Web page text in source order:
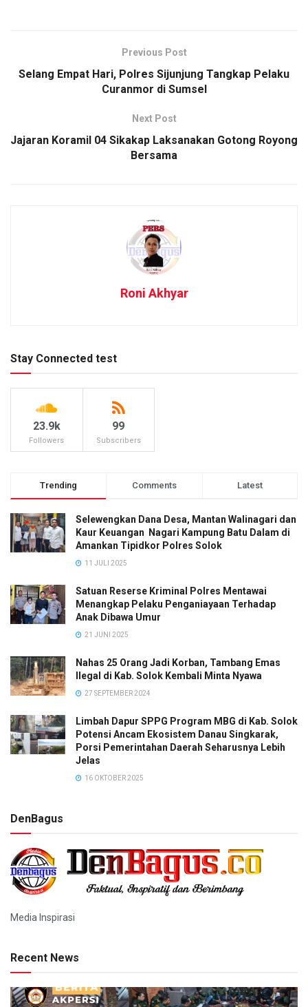
Previous Post
Selang Empat Hari, Polres Sijunjung Tangkap Pelaku
Curanmor di Sumsel
Next Post
Jajaran Koramil 04 Sikakap Laksanakan Gotong Royong
Bersama
Roni Akhyar
Stay Connected test
23.9k
Followers
99
Subscribers
Trending Comments Latest
Selewengkan Dana Desa, Mantan Walinagari dan
Kaur Keuangan Nagari Kampung Batu Dalam di
Amankan Tipidkor Polres Solok
11 JULI 2025
Satuan Reserse Kriminal Polres Mentawai
Menangkap Pelaku Penganiayaan Terhadap
Anak Dibawa Umur
21 JUNI 2025
Nahas 25 Orang Jadi Korban, Tambang Emas
Ilegal di Kab. Solok Kembali Minta Nyawa
27 SEPTEMBER 2024
Limbah Dapur SPPG Program MBG di Kab. Solok
Potensi Ancam Ekosistem Danau Singkarak,
Porsi Pemerintahan Daerah Seharusnya Lebih
Jelas
16 OKTOBER 2025
DenBagus
Media Inspirasi
Recent News